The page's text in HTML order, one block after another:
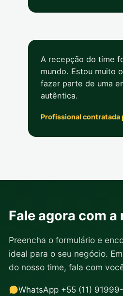
A recepção do time
mundo. Estou muito
fazer parte de uma
autêntica.
Profissional contratada
Fale agora com
Preencha o formulário e
ideal para o seu negócio.
do nosso time, fala com
WhatsApp +55 (11)